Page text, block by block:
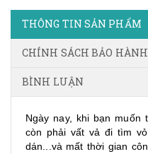
THÔNG TIN SẢN PHẨM
CHÍNH SÁCH BẢO HÀNH
BÌNH LUẬN
Ngày nay, khi bạn muốn
còn phải vất vả đi tìm
dán...và mất thời gian